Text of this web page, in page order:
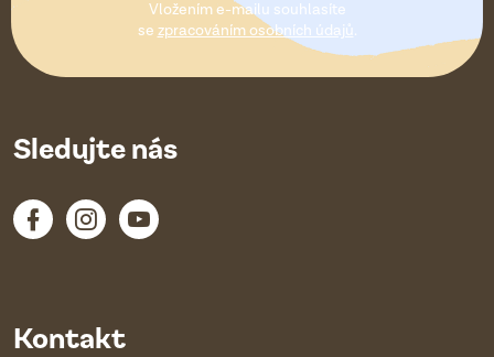
Vložením e-mailu souhlasíte
se zpracováním osobních údajů.
Kontakt
Sledujte nás